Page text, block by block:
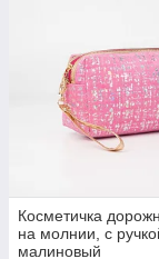
Косметичка
на молнии, с
малиновый